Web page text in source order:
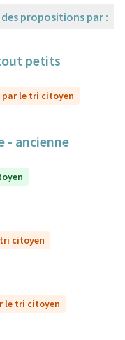
propositions par :
petits
par le tri citoyen
- ancienne
citoyen
le tri citoyen